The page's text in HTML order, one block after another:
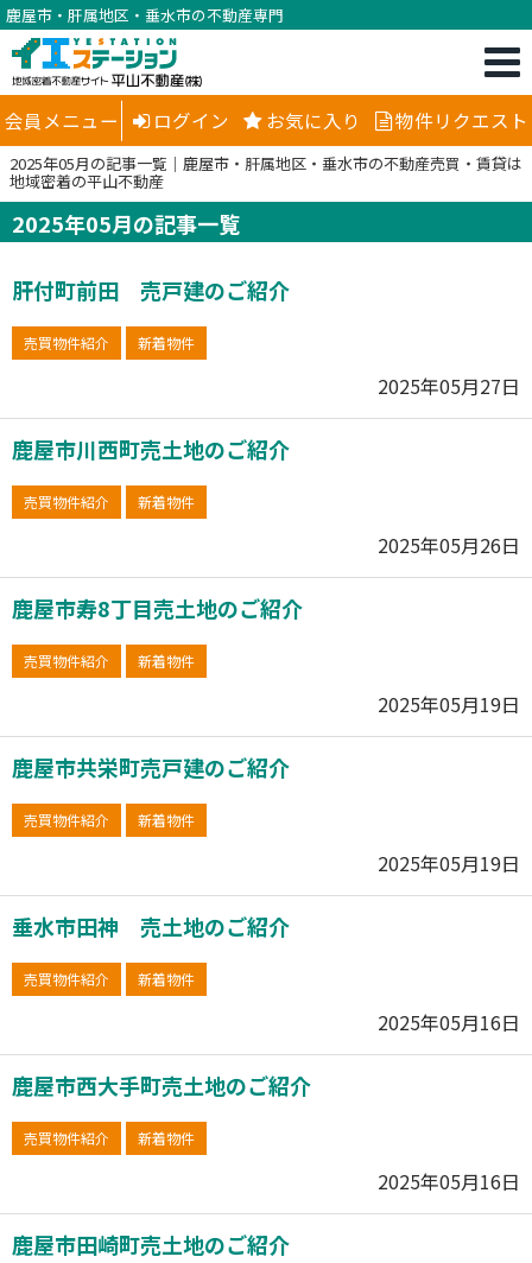
鹿屋市・肝属地区・垂水市の不動産専門
会員メニュー ログイン お気に入り 物件リクエスト
2025年05月の記事一覧｜鹿屋市・肝属地区・垂水市の不動産売買・賃貸は
地域密着の平山不動産
2025年05月の記事一覧
肝付町前田 売戸建のご紹介
売買物件紹介 新着物件
2025年05月27日
鹿屋市川西町売土地のご紹介
売買物件紹介 新着物件
2025年05月26日
鹿屋市寿8丁目売土地のご紹介
売買物件紹介 新着物件
2025年05月19日
鹿屋市共栄町売戸建のご紹介
売買物件紹介 新着物件
2025年05月19日
垂水市田神 売土地のご紹介
売買物件紹介 新着物件
2025年05月16日
鹿屋市西大手町売土地のご紹介
売買物件紹介 新着物件
2025年05月16日
鹿屋市田崎町売土地のご紹介